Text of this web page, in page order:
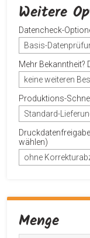
Weitere
Datencheck-
Basis-
Mehr Bekanntheit?
keine weiteren
Produktions-
Standard-
wählen)
ohne
Menge